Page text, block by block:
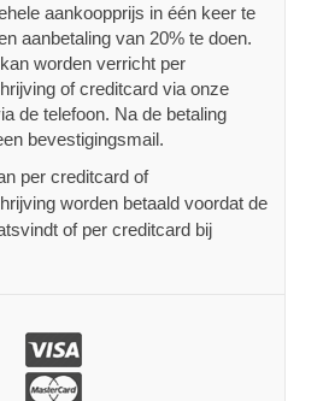
aankoopprijs in één keer te
aanbetaling van 20% te doen.
worden verricht per
of creditcard via onze
de telefoon. Na de betaling
bevestigingsmail.
per creditcard of
worden betaald voordat de
of per creditcard bij